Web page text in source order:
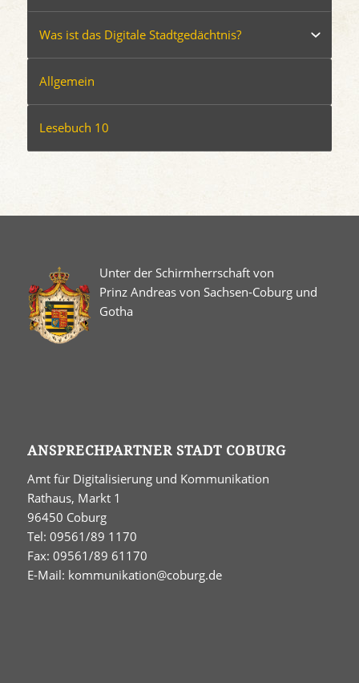
Was ist das Digitale Stadtgedächtnis?
Allgemein
Lesebuch 10
Unter der Schirmherrschaft von
Prinz Andreas von Sachsen-Coburg und
Gotha
ANSPRECHPARTNER STADT COBURG
Amt für Digitalisierung und Kommunikation
Rathaus, Markt 1
96450 Coburg
Tel: 09561/89 1170
Fax: 09561/89 61170
E-Mail: kommunikation@coburg.de